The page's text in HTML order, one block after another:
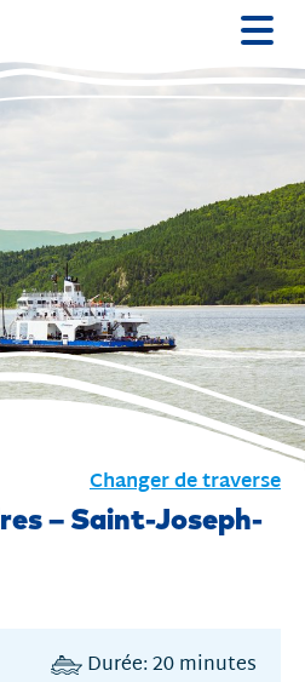
Changer de traverse
– Saint-Joseph-
Durée: 20 minutes